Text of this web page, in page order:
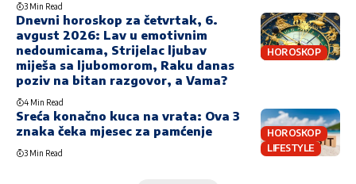
3 Min Read
HOROSKOP
Dnevni horoskop za četvrtak, 6.
avgust 2026: Lav u emotivnim
nedoumicama, Strijelac ljubav
miješa sa ljubomorom, Raku danas
poziv na bitan razgovor, a Vama?
4 Min Read
HOROSKOP
LIFESTYLE
Sreća konačno kuca na vrata: Ova 3
znaka čeka mjesec za pamćenje
3 Min Read